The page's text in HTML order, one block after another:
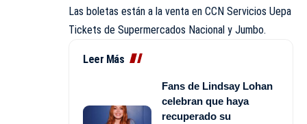
Las boletas están a la venta en CCN Servicios Uepa
Tickets de Supermercados Nacional y Jumbo.
Leer Más
Fans de Lindsay Lohan
celebran que haya
recuperado su